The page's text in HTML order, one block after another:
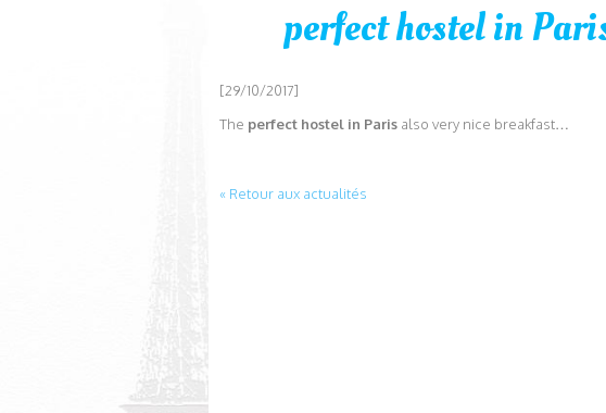
perfect hostel in
[29/10/2017]
The perfect hostel in Paris also very nice breakfast…
« Retour aux actualités